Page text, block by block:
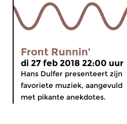
Front Runnin’
di 27 feb 2018 22:00 uur
Hans Dulfer presenteert zijn
favoriete muziek, aangevuld
met pikante anekdotes.